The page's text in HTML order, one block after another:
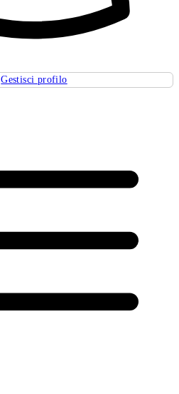
Gestisci profilo